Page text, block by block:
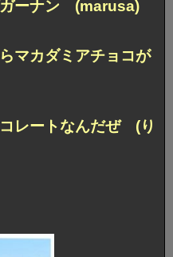
ガーナン (marusa)
マカダミアチョコが
レートなんだぜ (り